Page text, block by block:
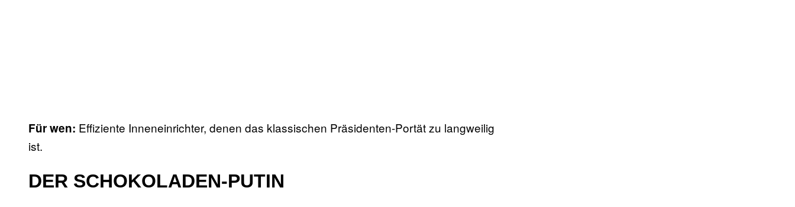
Für wen: Effiziente Inneneinrichter, denen das klassischen Präsidenten-Portät zu langweilig
ist.
DER SCHOKOLADEN-PUTIN